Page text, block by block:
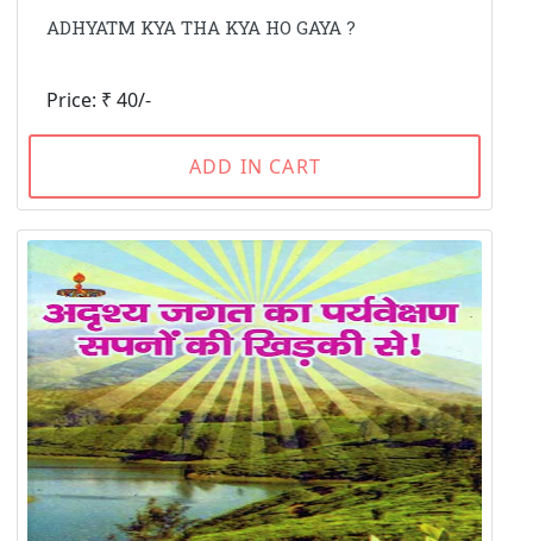
ADHYATM KYA THA KYA HO GAYA ?
Price: ₹ 40/-
ADD IN CART